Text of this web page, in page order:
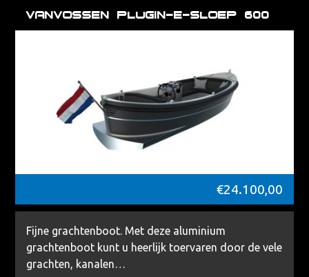
VanVossen Plugin-E-Sloep 600
€24.100,00
Fijne grachtenboot. Met deze aluminium
grachtenboot kunt u heerlijk toervaren door de vele
grachten, kanalen…